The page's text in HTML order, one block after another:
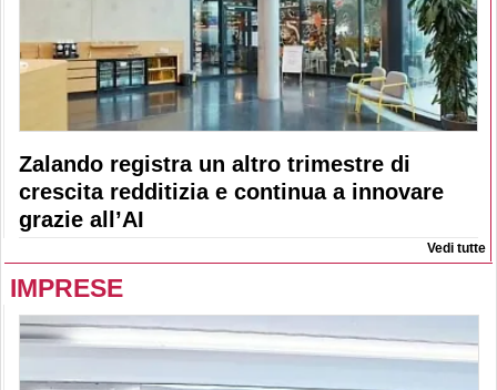
Zalando registra un altro trimestre di
crescita redditizia e continua a innovare
grazie all’AI
Vedi tutte
IMPRESE